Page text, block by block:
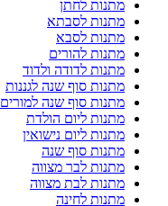
מתנות לחתן
מתנות לסבתא
מתנות לסבא
מתנות להורים
מתנות לדודה ולדוד
מתנות סוף שנה לגננות
מתנות סוף שנה למורים
מתנות ליום הולדת
מתנות ליום נישואין
מתנות סוף שנה
מתנות לבר מצווה
מתנות לבת מצווה
מתנות לחינה